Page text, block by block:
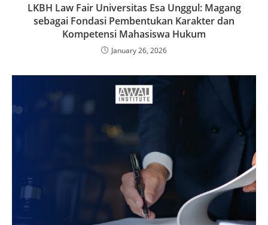
LKBH Law Fair Universitas Esa Unggul: Magang
sebagai Fondasi Pembentukan Karakter dan
Kompetensi Mahasiswa Hukum
January 26, 2026